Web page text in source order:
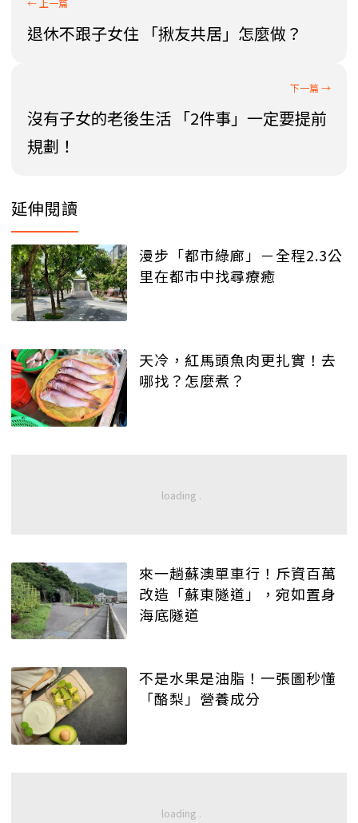
退休不跟子女住 「揪友共居」怎麼做？
沒有子女的老後生活 「2件事」一定要提前
規劃！
延伸閱讀
漫步「都市綠廊」－全程2.3公
里在都市中找尋療癒
天冷，紅馬頭魚肉更扎實！去
哪找？怎麼煮？
來一趟蘇澳單車行！斥資百萬
改造「蘇東隧道」，宛如置身
海底隧道
不是水果是油脂！一張圖秒懂
「酪梨」營養成分